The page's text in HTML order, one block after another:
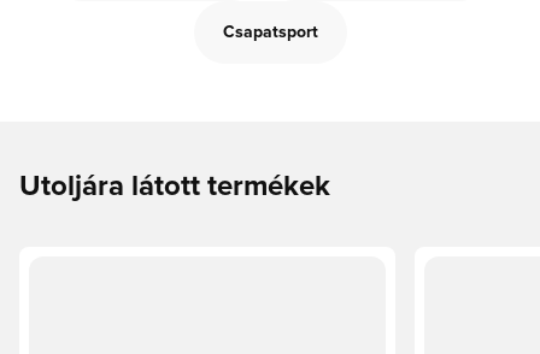
Csapatsport
Utoljára látott termékek